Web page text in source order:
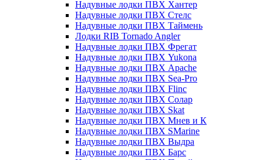
Надувные лодки ПВХ Хантер
Надувные лодки ПВХ Стелс
Надувные лодки ПВХ Таймень
Лодки RIB Tornado Angler
Надувные лодки ПВХ Фрегат
Надувные лодки ПВХ Yukona
Надувные лодки ПВХ Apache
Надувные лодки ПВХ Sea-Pro
Надувные лодки ПВХ Flinc
Надувные лодки ПВХ Солар
Надувные лодки ПВХ Skat
Надувные лодки ПВХ Мнев и К
Надувные лодки ПВХ SMarine
Надувные лодки ПВХ Выдра
Надувные лодки ПВХ Барс